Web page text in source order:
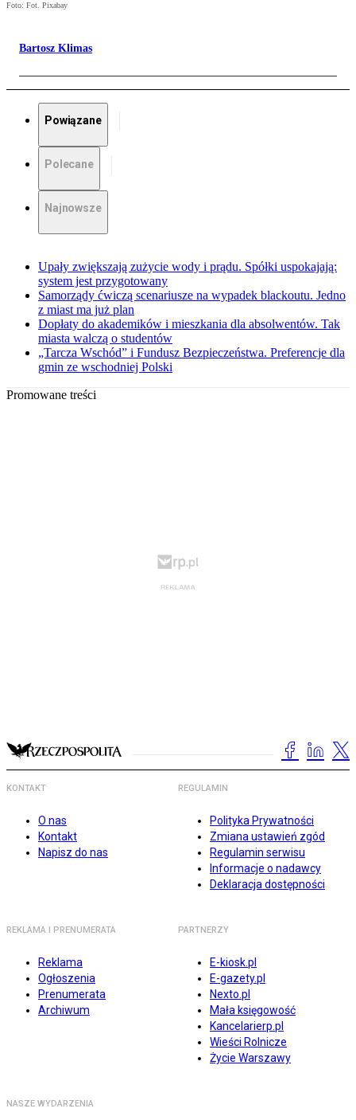
Foto: Fot. Pixabay
Bartosz Klimas
Powiązane
Polecane
Najnowsze
Upały zwiększają zużycie wody i prądu. Spółki uspokajają:
system jest przygotowany
Samorządy ćwiczą scenariusze na wypadek blackoutu. Jedno
z miast ma już plan
Dopłaty do akademików i mieszkania dla absolwentów. Tak
miasta walczą o studentów
„Tarcza Wschód” i Fundusz Bezpieczeństwa. Preferencje dla
gmin ze wschodniej Polski
Promowane treści
KONTAKT
O nas
Kontakt
Napisz do nas
REGULAMIN
Polityka Prywatności
Zmiana ustawień zgód
Regulamin serwisu
Informacje o nadawcy
Deklaracja dostępności
REKLAMA I PRENUMERATA
Reklama
Ogłoszenia
Prenumerata
Archiwum
PARTNERZY
E-kiosk.pl
E-gazety.pl
Nexto.pl
Mała księgowość
Kancelarierp.pl
Wieści Rolnicze
Życie Warszawy
NASZE WYDARZENIA